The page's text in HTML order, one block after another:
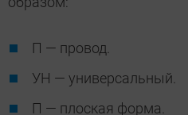
П — провод.
УН — универсальный.
П — плоская форма.